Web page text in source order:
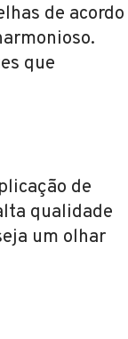
de acordo
que
de
qualidade
um olhar